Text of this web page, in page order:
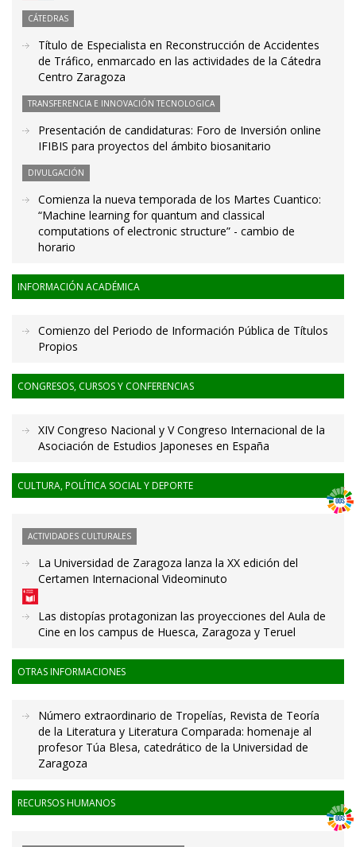
CÁTEDRAS
Título de Especialista en Reconstrucción de Accidentes
de Tráfico, enmarcado en las actividades de la Cátedra
Centro Zaragoza
TRANSFERENCIA E INNOVACIÓN TECNOLOGICA
Presentación de candidaturas: Foro de Inversión online
IFIBIS para proyectos del ámbito biosanitario
DIVULGACIÓN
Comienza la nueva temporada de los Martes Cuantico:
“Machine learning for quantum and classical
computations of electronic structure” - cambio de
horario
INFORMACIÓN ACADÉMICA
Comienzo del Periodo de Información Pública de Títulos
Propios
CONGRESOS, CURSOS Y CONFERENCIAS
XIV Congreso Nacional y V Congreso Internacional de la
Asociación de Estudios Japoneses en España
CULTURA, POLÍTICA SOCIAL Y DEPORTE
ACTIVIDADES CULTURALES
La Universidad de Zaragoza lanza la XX edición del
Certamen Internacional Videominuto
Las distopías protagonizan las proyecciones del Aula de
Cine en los campus de Huesca, Zaragoza y Teruel
OTRAS INFORMACIONES
Número extraordinario de Tropelías, Revista de Teoría
de la Literatura y Literatura Comparada: homenaje al
profesor Túa Blesa, catedrático de la Universidad de
Zaragoza
RECURSOS HUMANOS